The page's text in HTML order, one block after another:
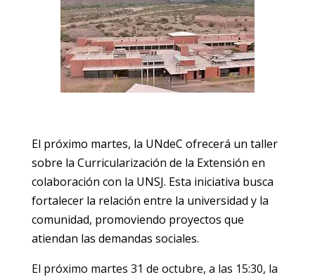
El próximo martes, la UNdeC ofrecerá un taller
sobre la Curricularización de la Extensión en
colaboración con la UNSJ. Esta iniciativa busca
fortalecer la relación entre la universidad y la
comunidad, promoviendo proyectos que
atiendan las demandas sociales.
El próximo martes 31 de octubre, a las 15:30, la